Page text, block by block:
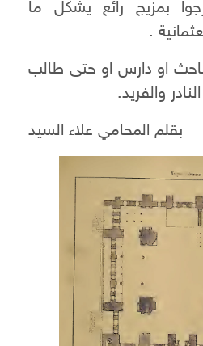
بمزيج رائع يشكل ما
.
او دارس او حتى طالب
والفريد.
بقلم المحامي علاء السيد